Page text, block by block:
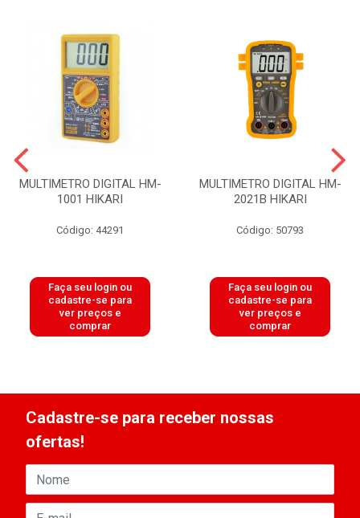
MULTIMETRO DIGITAL HM-
1001 HIKARI
Código: 44291
Faça seu login ou
cadastre-se para
ver preços e
comprar
MULTIMETRO DIGITAL HM-
2021B HIKARI
Código: 50793
Faça seu login ou
cadastre-se para
ver preços e
comprar
Cadastre-se para receber nossas
ofertas!